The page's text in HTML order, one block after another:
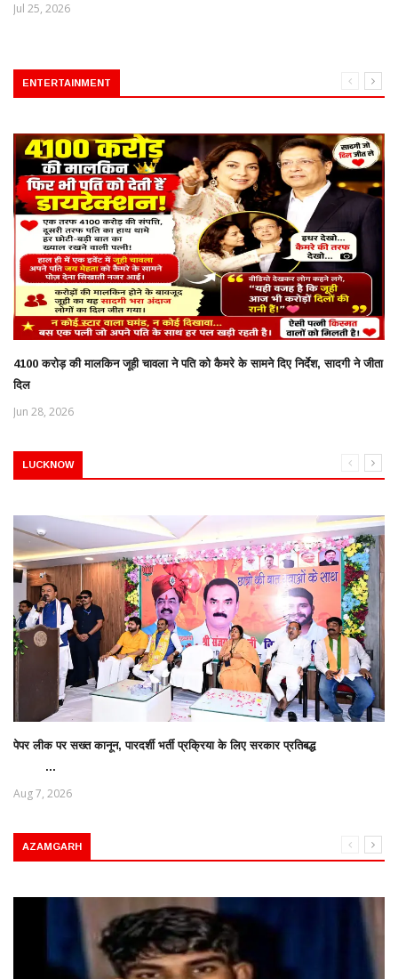
Jul 25, 2026
ENTERTAINMENT
4100 करोड़ की मालकिन जूही चावला ने पति को कैमरे के सामने दिए निर्देश, सादगी ने जीता
दिल
Jun 28, 2026
LUCKNOW
पेपर लीक पर सख्त कानून, पारदर्शी भर्ती प्रक्रिया के लिए सरकार प्रतिबद्ध
...
Aug 7, 2026
AZAMGARH